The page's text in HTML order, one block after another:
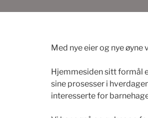
Med nye eier og nye
Hjemmesiden sitt formål
sine prosesser i
interesserte for